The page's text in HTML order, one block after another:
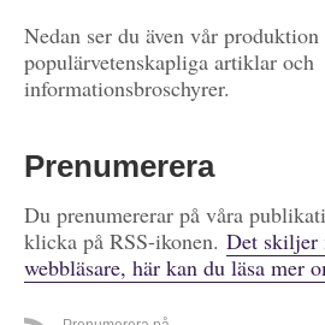
Nedan ser du även vår produktion
populärvetenskapliga artiklar och
informationsbroschyrer.
Prenumerera
Du prenumererar på våra
klicka på RSS-ikonen. Det skiljer
webbläsare, här kan du läsa mer